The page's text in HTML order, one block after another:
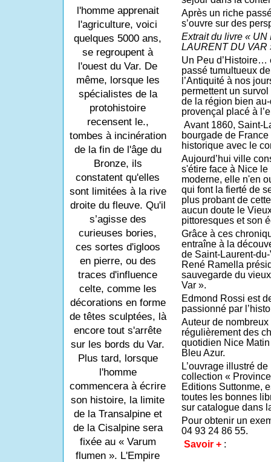
l'homme apprenait
l'agriculture, voici
quelques 5000 ans,
se regroupent à
l'ouest du Var. De
même, lorsque les
spécialistes de la
protohistoire
recensent le.,
tombes à incinération
de la fin de l'âge du
Bronze, ils
constatent qu'elles
sont limitées à la rive
droite du fleuve. Qu'il
s’agisse des
curieuses bories,
ces sortes d'igloos
en pierre, ou des
traces d'influence
celte, comme les
décorations en forme
de têtes sculptées, là
encore tout s'arrête
sur les bords du Var.
Plus tard, lorsque
l'homme
commencera à écrire
son histoire, la limite
de la Transalpine et
de la Cisalpine sera
fixée au « Varum
flumen ». L'Empire
Après un riche
s’ouvre sur des
Extrait du livre « UN
LAURENT DU VAR
Un Peu d’Histoire…
passé tumultueux
l’Antiquité à nos
permettent un
de la région bien
provençal placé à
Avant 1860, Saint-
bourgade de
historique avec le
Aujourd’hui ville
s'étire face à Nice le
moderne, elle n'en
qui font la fierté de
plus probant de
aucun doute le
pittoresques et son
Grâce à ces
entraîne à la
de Saint-Laurent-
René Ramella
sauvegarde du
Var ».
Edmond Rossi est
passionné par
Auteur de
régulièrement des
quotidien Nice
Bleu Azur.
L’ouvrage illustré
collection «
Editions Suttonme,
toutes les bonnes
sur catalogue dans
Pour obtenir un
04 93 24 86 55.
Savoir +: